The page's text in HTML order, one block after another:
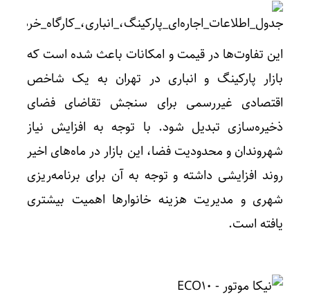
این تفاوت‌ها در قیمت و امکانات باعث شده است که
بازار پارکینگ و انباری در تهران به یک شاخص
اقتصادی غیررسمی برای سنجش تقاضای فضای
ذخیره‌سازی تبدیل شود. با توجه به افزایش نیاز
شهروندان و محدودیت فضا، این بازار در ماه‌های اخیر
روند افزایشی داشته و توجه به آن برای برنامه‌ریزی
شهری و مدیریت هزینه خانوارها اهمیت بیشتری
یافته است.